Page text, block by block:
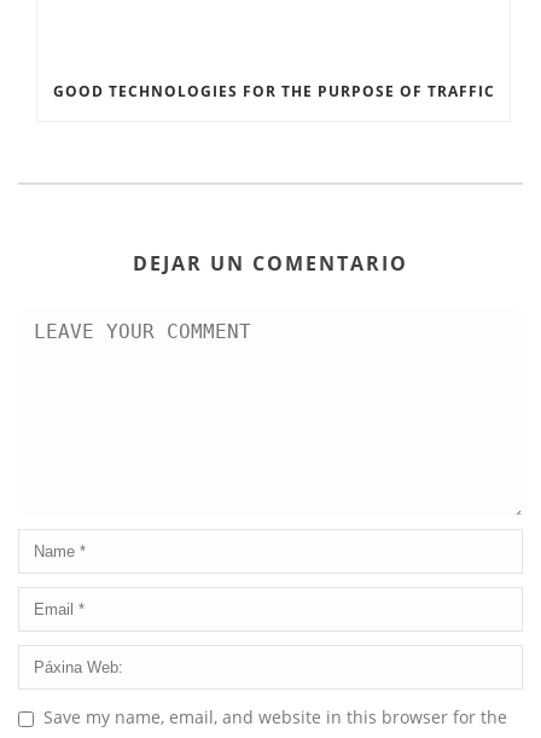
GOOD TECHNOLOGIES FOR THE PURPOSE OF TRAFFIC
DEJAR UN COMENTARIO
Save my name, email, and website in this browser for the